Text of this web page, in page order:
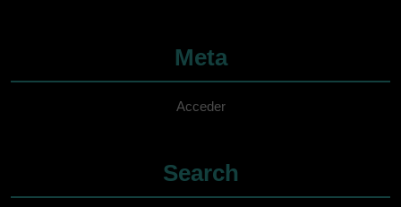
Meta
Acceder
Search